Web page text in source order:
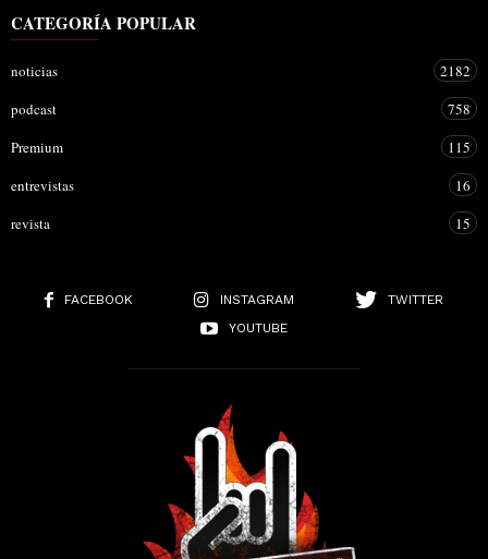
CATEGORÍA POPULAR
noticias
2182
podcast
758
Premium
115
entrevistas
16
revista
15
FACEBOOK INSTAGRAM
TWITTER
YOUTUBE